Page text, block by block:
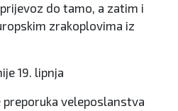
do tamo, a zatim i
zrakoplovima iz
19. lipnja
veleposlanstva